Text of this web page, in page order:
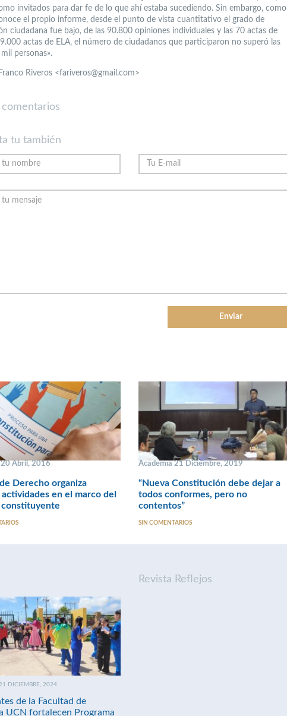
invitados para dar fe de lo que ahí estaba sucediendo. Sin embargo, como
el propio informe, desde el punto de vista cuantitativo el grado de
ciudadana fue bajo, de las 90.800 opiniones individuales y las 70 actas de
actas de ELA, el número de ciudadanos que participaron no superó las
personas».
Riveros <fariveros@gmail.com>
comentarios
tu también
20 Abril, 2016
Derecho organiza
en el marco del
constituyente
Academia 21 Diciembre, 2019
“Nueva Constitución debe dejar a
todos conformes, pero no
contentos”
SIN COMENTARIOS
DICIEMBRE, 2024
de la Facultad de
UCN fortalecen Programa
Revista Reflejos